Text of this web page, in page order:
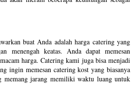
buat Anda adalah harga catering yang
menengah keatas. Anda dapat memesan
harga. Catering kami juga bisa menjadi
ingin memesan catering kost yang biasanya
memang jarang memiliki waktu luang untuk